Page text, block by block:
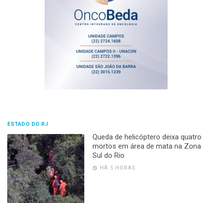
ESTADO DO RJ
Queda de helicóptero deixa quatro
mortos em área de mata na Zona
Sul do Rio
HÁ 5 HORAS